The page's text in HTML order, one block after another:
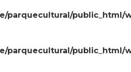
parquecultural/
parquecultural/